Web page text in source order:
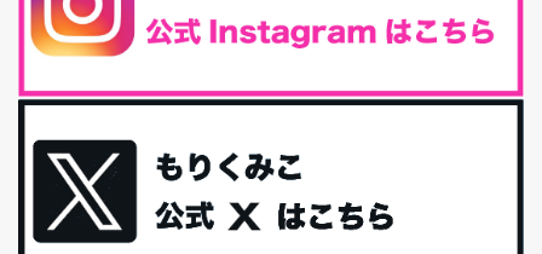
iHerb特大セール終了間近！みんな何買う？
最近お風呂上がりの炭酸水をシリカシリカにしているんだけど確か
今回は、最近毎回定期的に購入している「楽天ふるさと納税」の返
礼品トップ５を紹介します。今までいろ...
更年期を穏やかに乗りきるために今できる５つのこと。
アラフィフからの体と心の整え方。 私も気づけばアラフィフ、これ
といった更年期症状はまだ...